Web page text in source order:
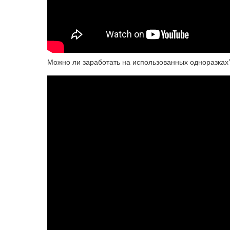
Можно ли заработать на использованных